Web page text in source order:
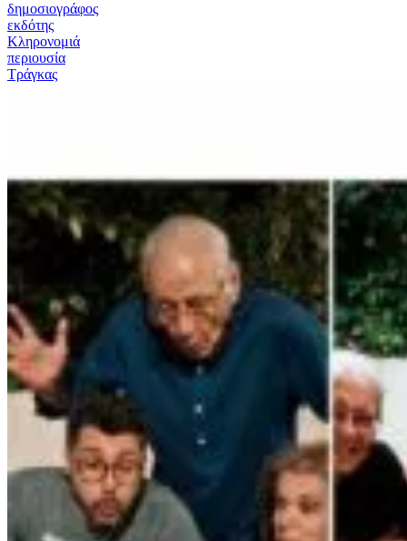
δημοσιογράφος
εκδότης
Κληρονομιά
περιουσία
Τράγκας